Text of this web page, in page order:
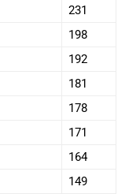
231
198
192
181
178
171
164
149